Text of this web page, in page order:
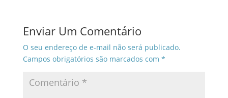
Enviar Um Comentário
O seu endereço de e-mail não será publicado.
Campos obrigatórios são marcados com *